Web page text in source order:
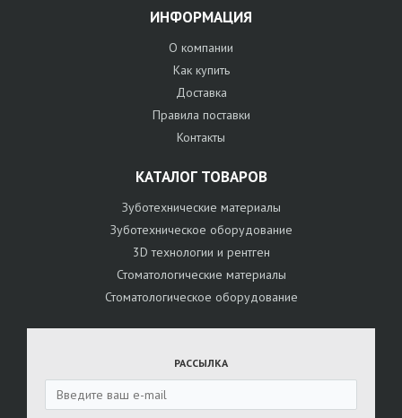
ИНФОРМАЦИЯ
О компании
Как купить
Доставка
Правила поставки
Контакты
КАТАЛОГ ТОВАРОВ
Зуботехнические материалы
Зуботехническое оборудование
3D технологии и рентген
Стоматологические материалы
Стоматологическое оборудование
РАССЫЛКА